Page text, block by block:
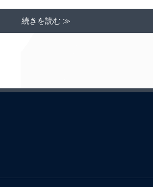
続きを読む ≫